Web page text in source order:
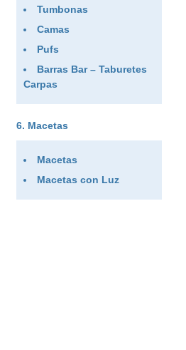
Tumbonas
Camas
Pufs
Barras Bar – Taburetes
Carpas
Macetas
Macetas
Macetas con Luz